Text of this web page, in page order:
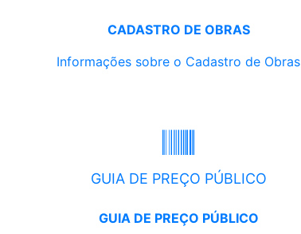
CADASTRO DE OBRAS
Informações sobre o Cadastro de Obras
GUIA DE PREÇO PÚBLICO
GUIA DE PREÇO PÚBLICO